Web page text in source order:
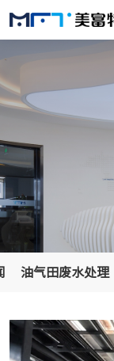
油气田废水处理